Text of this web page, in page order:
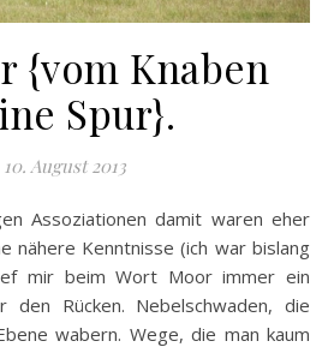
{vom Knaben
Spur}.
10. August 2013
nähere Kenntnisse (ich war bislang
mir beim Wort Moor immer ein
den Rücken. Nebelschwaden, die
wabern. Wege, die man kaum